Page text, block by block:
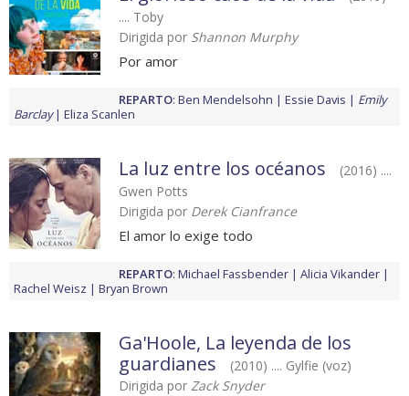
.... Toby
Dirigida por Shannon Murphy
Por amor
REPARTO: Ben Mendelsohn Essie Davis
Emily
Barclay
Eliza Scanlen
La luz entre los océanos
(2016) ....
Gwen Potts
Dirigida por Derek Cianfrance
El amor lo exige todo
REPARTO: Michael Fassbender
Alicia Vikander
Rachel Weisz
Bryan Brown
Ga'Hoole, La leyenda de los
guardianes
(2010) .... Gylfie (voz)
Dirigida por Zack Snyder